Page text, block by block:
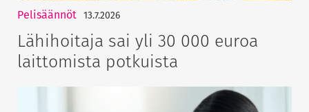
Pelisäännöt 13.7.2026
Lähihoitaja sai yli 30 000 euroa
laittomista potkuista